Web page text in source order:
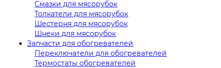
Смазки для мясорубок
Толкатели для мясорубок
Шестерня для мясорубок
Шнеки для мясорубок
Запчасти для обогревателей
Переключатели для обогревателей
Термостаты обогревателей